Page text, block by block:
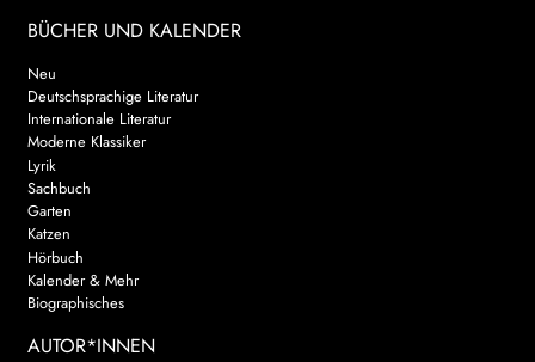
BÜCHER UND KALENDER
Neu
Deutschsprachige Literatur
Internationale Literatur
Moderne Klassiker
Lyrik
Sachbuch
Garten
Katzen
Hörbuch
Kalender & Mehr
Biographisches
AUTOR*INNEN